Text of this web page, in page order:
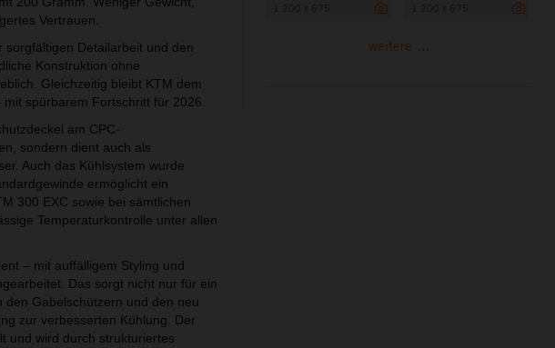
Vertrauen.
sorgfältigen Detailarbeit und den
Konstruktion ohne
Gleichzeitig bleibt KTM dem
spürbarem Fortschritt für 2026.
am CPC-
sondern dient auch als
Auch das Kühlsystem wurde
ermöglicht ein
300 EXC sowie bei sämtlichen
Temperaturkontrolle unter allen
– mit auffälligem Styling und
Das sorgt nicht nur für ein
Gabelschützern und den neu
zur verbesserten Kühlung. Der
und wird durch strukturiertes
weitere ...